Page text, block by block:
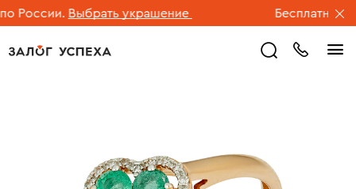
России. Выбрать украшение Бесплатная